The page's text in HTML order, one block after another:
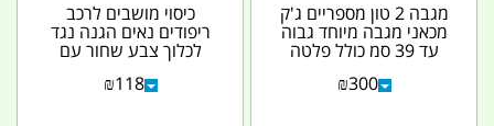
מגבה 2 טון מספריים ג'ק
מכאני מגבה מיוחד גבוה
עד 39 סמ כולל פלטה
₪300
כיסוי מושבים לרכב
ריפודים נאים הגנה נגד
לכלוך צבע שחור עם
הדפס אדום קטן קמפינג...
₪118